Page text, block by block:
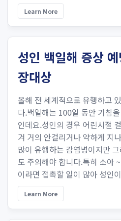
Learn More
성인 백일해 증상
장대상
올해 전 세계적으로 유행하고
다.백일해는 100일 동안 기침
인데요.성인의 경우 어린시절
겨 거의 안걸리거나 약하게 지
많이 유행하는 감염병이지만
도 주의해야 합니다.특히 소아
이라면 접촉할 일이 많아 성인
Learn More